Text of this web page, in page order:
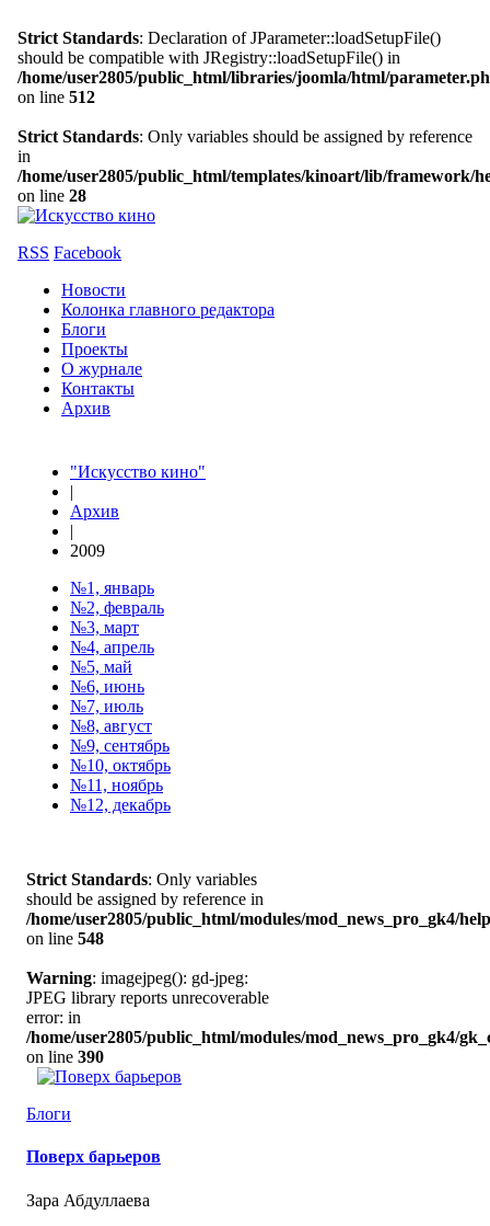
Strict Standards: Declaration of JParameter::loadSetupFile()
should be compatible with JRegistry::loadSetupFile() in
/home/user2805/public_html/libraries/joomla/html/
on line 512
Strict Standards: Only variables should be assigned by reference
in
/home/user2805/public_html/templates/kinoart/lib/framework/
on line 28
RSS Facebook
Новости
Колонка главного редактора
Блоги
Проекты
О журнале
Контакты
Архив
"Искусство кино"
|
Архив
|
2009
№1, январь
№2, февраль
№3, март
№4, апрель
№5, май
№6, июнь
№7, июль
№8, август
№9, сентябрь
№10, октябрь
№11, ноябрь
№12, декабрь
Strict Standards: Only variables
should be assigned by reference in
/home/user2805/public_html/modules/mod_news_pro_gk4/
on line 548
Warning: imagejpeg(): gd-jpeg:
JPEG library reports unrecoverable
error: in
/home/user2805/public_html/modules/mod_news_pro_gk4/
on line 390
Блоги
Поверх барьеров
Зара Абдуллаева